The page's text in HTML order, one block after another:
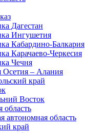
Дагестан
Ингушетия
Кабардино-Балкария
Карачаево-Черкесия
Чечня
Осетия – Алания
край
Восток
область
автономная область
край